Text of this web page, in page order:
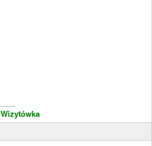
Wizytówka